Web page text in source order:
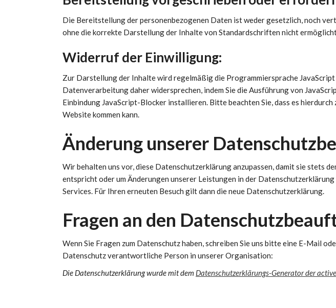
Die Bereitstellung der personenbezogenen Daten ist weder gesetzlich, noch
ohne die korrekte Darstellung der Inhalte von Standardschriften nicht
Widerruf der Einwilligung:
Zur Darstellung der Inhalte wird regelmäßig die Programmiersprache
Datenverarbeitung daher widersprechen, indem Sie die Ausführung von
Einbindung JavaScript-Blocker installieren. Bitte beachten Sie, dass es
Website kommen kann.
Änderung unserer
Wir behalten uns vor, diese Datenschutzerklärung anzupassen, damit sie stets
entspricht oder um Änderungen unserer Leistungen in der Datenschutzerklärung
Services. Für Ihren erneuten Besuch gilt dann die neue Datenschutzerklärung.
Fragen an den
Wenn Sie Fragen zum Datenschutz haben, schreiben Sie uns bitte eine E-Mail
Datenschutz verantwortliche Person in unserer Organisation:
Die Datenschutzerklärung wurde mit dem Datenschutzerklärungs-Generator der